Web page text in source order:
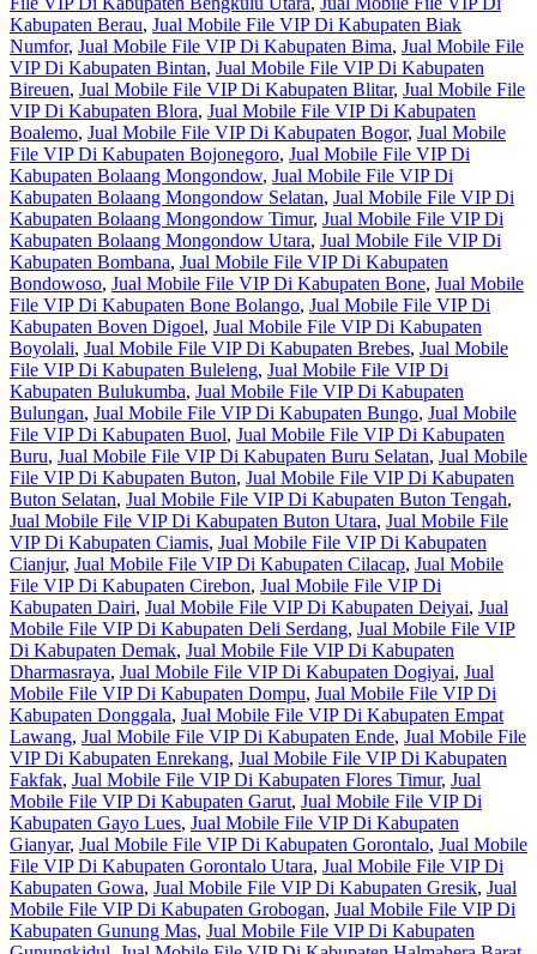
Kabupaten Berau, Jual Mobile File VIP Di Kabupaten Biak
Numfor, Jual Mobile File VIP Di Kabupaten Bima, Jual Mobile File
VIP Di Kabupaten Bintan, Jual Mobile File VIP Di Kabupaten
Bireuen, Jual Mobile File VIP Di Kabupaten Blitar, Jual Mobile File
VIP Di Kabupaten Blora, Jual Mobile File VIP Di Kabupaten
Boalemo, Jual Mobile File VIP Di Kabupaten Bogor, Jual Mobile
File VIP Di Kabupaten Bojonegoro, Jual Mobile File VIP Di
Kabupaten Bolaang Mongondow, Jual Mobile File VIP Di
Kabupaten Bolaang Mongondow Selatan, Jual Mobile File VIP Di
Kabupaten Bolaang Mongondow Timur, Jual Mobile File VIP Di
Kabupaten Bolaang Mongondow Utara, Jual Mobile File VIP Di
Kabupaten Bombana, Jual Mobile File VIP Di Kabupaten
Bondowoso, Jual Mobile File VIP Di Kabupaten Bone, Jual Mobile
File VIP Di Kabupaten Bone Bolango, Jual Mobile File VIP Di
Kabupaten Boven Digoel, Jual Mobile File VIP Di Kabupaten
Boyolali, Jual Mobile File VIP Di Kabupaten Brebes, Jual Mobile
File VIP Di Kabupaten Buleleng, Jual Mobile File VIP Di
Kabupaten Bulukumba, Jual Mobile File VIP Di Kabupaten
Bulungan, Jual Mobile File VIP Di Kabupaten Bungo, Jual Mobile
File VIP Di Kabupaten Buol, Jual Mobile File VIP Di Kabupaten
Buru, Jual Mobile File VIP Di Kabupaten Buru Selatan, Jual Mobile
File VIP Di Kabupaten Buton, Jual Mobile File VIP Di Kabupaten
Buton Selatan, Jual Mobile File VIP Di Kabupaten Buton Tengah,
Jual Mobile File VIP Di Kabupaten Buton Utara, Jual Mobile File
VIP Di Kabupaten Ciamis, Jual Mobile File VIP Di Kabupaten
Cianjur, Jual Mobile File VIP Di Kabupaten Cilacap, Jual Mobile
File VIP Di Kabupaten Cirebon, Jual Mobile File VIP Di
Kabupaten Dairi, Jual Mobile File VIP Di Kabupaten Deiyai, Jual
Mobile File VIP Di Kabupaten Deli Serdang, Jual Mobile File VIP
Di Kabupaten Demak, Jual Mobile File VIP Di Kabupaten
Dharmasraya, Jual Mobile File VIP Di Kabupaten Dogiyai, Jual
Mobile File VIP Di Kabupaten Dompu, Jual Mobile File VIP Di
Kabupaten Donggala, Jual Mobile File VIP Di Kabupaten Empat
Lawang, Jual Mobile File VIP Di Kabupaten Ende, Jual Mobile File
VIP Di Kabupaten Enrekang, Jual Mobile File VIP Di Kabupaten
Fakfak, Jual Mobile File VIP Di Kabupaten Flores Timur, Jual
Mobile File VIP Di Kabupaten Garut, Jual Mobile File VIP Di
Kabupaten Gayo Lues, Jual Mobile File VIP Di Kabupaten
Gianyar, Jual Mobile File VIP Di Kabupaten Gorontalo, Jual Mobile
File VIP Di Kabupaten Gorontalo Utara, Jual Mobile File VIP Di
Kabupaten Gowa, Jual Mobile File VIP Di Kabupaten Gresik, Jual
Mobile File VIP Di Kabupaten Grobogan, Jual Mobile File VIP Di
Kabupaten Gunung Mas, Jual Mobile File VIP Di Kabupaten